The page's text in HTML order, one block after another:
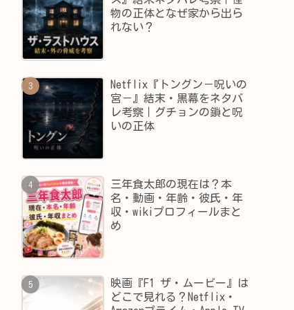
物の正体となぜ家から出ら
れない？
Netflix『トングン－呪いの
宮－』結末・黒幕をネタバ
レ考察｜グチョンの鎖と呪
いの正体
三年食太郎の現在は？本
名・動画・年齢・彼氏・年
収・wikiプロフィールまと
め
映画『F1 ザ・ムービー』は
どこで見れる？Netflix・